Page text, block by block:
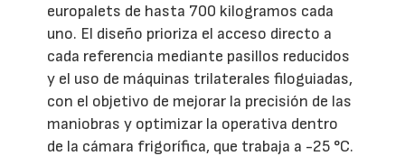
europalets de hasta 700 kilogramos cada
uno. El diseño prioriza el acceso directo a
cada referencia mediante pasillos reducidos
y el uso de máquinas trilaterales filoguiadas,
con el objetivo de mejorar la precisión de las
maniobras y optimizar la operativa dentro
de la cámara frigorífica, que trabaja a -25 °C.